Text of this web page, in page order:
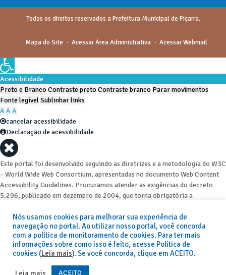
Todos os direitos reservados a Prefeitura Municipal de Piçarra.
Mapa do Site Acessar Área Administrativa Acessar Webmail
Nós usamos cookies para melhorar sua experiência de
navegação no portal. Ao utilizar nosso portal, você concorda
com a política de monitoramento de cookies. Para ter mais
informações sobre como isso é feito, acesse Política de
cookies (Leia mais). Se você concorda, clique em ACEITO.
ACEITO
Acessibilidade
Preto e BrancoContraste pretoContraste branco Parar movimentos
Fonte legívelSublinhar links
AAA
cancelar acessibilidade
Declaração de acessibilidade
Este portal foi desenvolvido seguindo as diretrizes e a metodologia do W3C
– World Wide Web Consortium, apresentadas no documento Web Content
Accessibility Guidelines. Procuramos atender as exigências do decreto
5.296, publicado em dezembro de 2004, que torna obrigatória a
rede mundial de computadores para o uso das pessoas com necessidades
especiais, garantindo-lhes o pleno acesso aos conteúdos disponíveis.
Além de validações automáticas, foram realizados testes em diversos
navegadores e através do utilitário de acesso a Internet do DOSVOX,
sistema operacional destinado deficientes visuais.